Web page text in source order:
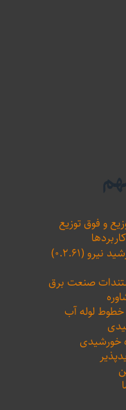
و فوق توزیع
(۰.۲.۶۱)
صنعت برق
خطوط لوله آب
خورشیدی